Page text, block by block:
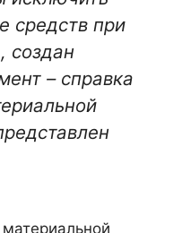
средств при
создан
– справка